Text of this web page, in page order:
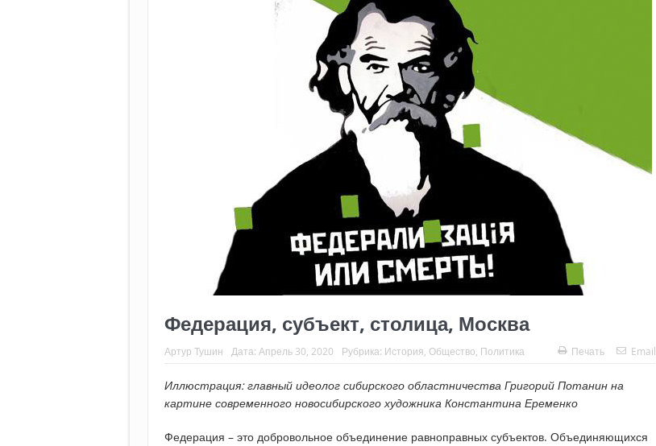
Федерация, субъект, столица, Москва
Артур Тушин Дата: Апрель 30, 2020 Рубрика: История Общество Политика Печать Email
Иллюстрация: главный идеолог сибирского областничества Григорий Потанин на
картине современного новосибирского художника Константина Еременко
Федерация – это добровольное объединение равноправных субъектов. Объединяющихся